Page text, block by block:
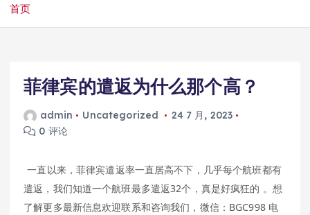
首页
菲律宾的遣返为什么那个高？
admin Uncategorized
24 7 月, 2023
0 评论
一直以来，菲律宾遣返率一直居高不下，几乎每个航班都有
遣返，我们知道一个航班最多遣返32个，真是好疯狂的 。 想
了解更多最新信息欢迎联系和咨询我们，微信：BGC998 电